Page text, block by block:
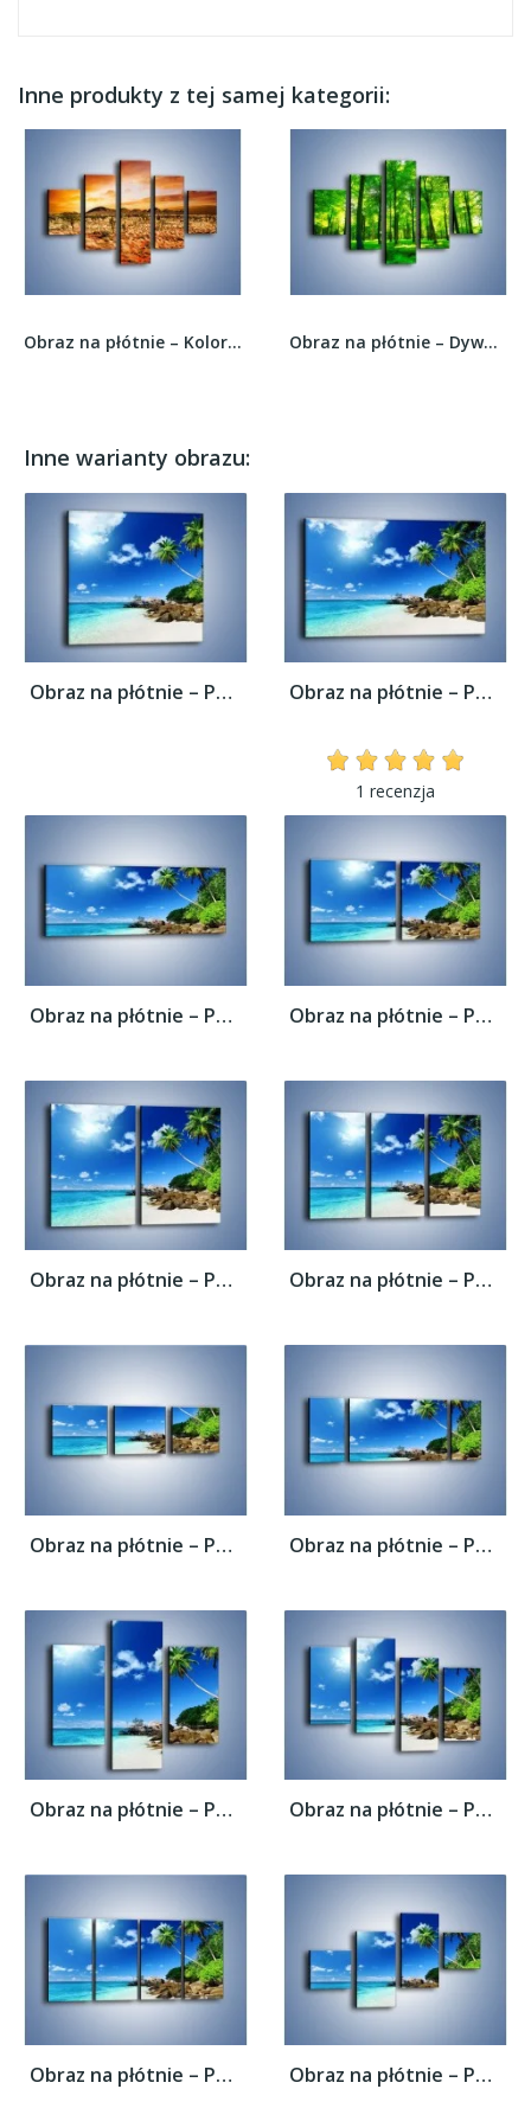
Inne produkty z tej samej kategorii:
Obraz na płótnie – Kolory ziemi nie tylko na... Obraz na płótnie – Dywan z zielonych paproci –...
Inne warianty obrazu:
Obraz na płótnie – Palmą aż do obłoczka –... Obraz na płótnie – Palmą aż do obłoczka –...
1 recenzja
Obraz na płótnie – Palmą aż do obłoczka –... Obraz na płótnie – Palmą aż do obłoczka –...
Obraz na płótnie – Palmą aż do obłoczka –... Obraz na płótnie – Palmą aż do obłoczka –...
Obraz na płótnie – Palmą aż do obłoczka –... Obraz na płótnie – Palmą aż do obłoczka –...
Obraz na płótnie – Palmą aż do obłoczka –... Obraz na płótnie – Palmą aż do obłoczka –...
Obraz na płótnie – Palmą aż do obłoczka –... Obraz na płótnie – Palmą aż do obłoczka –...